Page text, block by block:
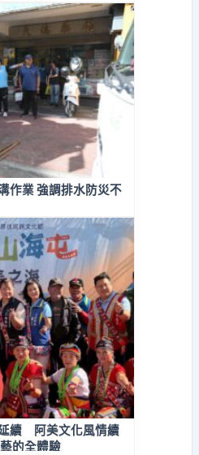
作業 強調排水防災不
延續 阿美文化風情續
的全體驗